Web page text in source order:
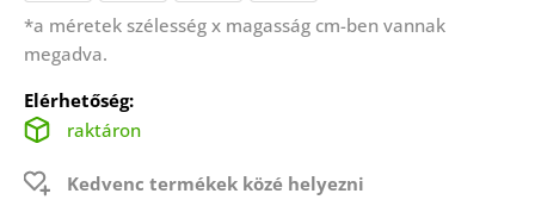
*a méretek szélesség x magasság cm-ben vannak
megadva.
Elérhetőség:
raktáron
Kedvenc termékek közé helyezni